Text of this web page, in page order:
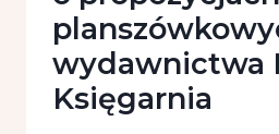
wydawnictwa
Księgarnia